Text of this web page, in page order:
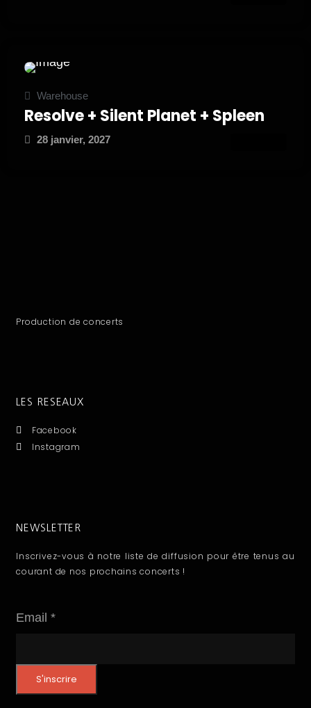
Warehouse
Resolve + Silent Planet + Spleen
28 janvier, 2027
Production de concerts
LES RESEAUX
Facebook
Instagram
NEWSLETTER
Inscrivez-vous à notre liste de diffusion pour être tenus au
courant de nos prochains concerts !
E
Email*
S'inscrire